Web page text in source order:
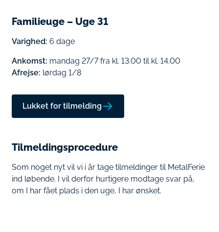
Familieuge – Uge 31
Varighed: 6 dage
Ankomst: mandag 27/7 fra kl. 13.00 til kl. 14.00
Afrejse: lørdag 1/8
Lukket for tilmelding
Tilmeldingsprocedure
Som noget nyt vil vi i år tage tilmeldinger til MetalFerie
ind løbende. I vil derfor hurtigere modtage svar på,
om I har fået plads i den uge, I har ønsket.